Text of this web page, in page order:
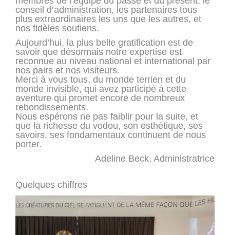
conseil d’administration, les partenaires tous
plus extraordinaires les uns que les autres, et
nos fidèles soutiens.
Aujourd’hui, la plus belle gratification est de
savoir que désormais notre expertise est
reconnue au niveau national et international par
nos pairs et nos visiteurs.
Merci à vous tous, du monde terrien et du
monde invisible, qui avez participé à cette
aventure qui promet encore de nombreux
rebondissements.
Nous espérons ne pas faiblir pour la suite, et
que la richesse du vodou, son esthétique, ses
savoirs, ses fondamentaux continuent de nous
porter.
Adeline Beck, Administratrice
Quelques chiffres